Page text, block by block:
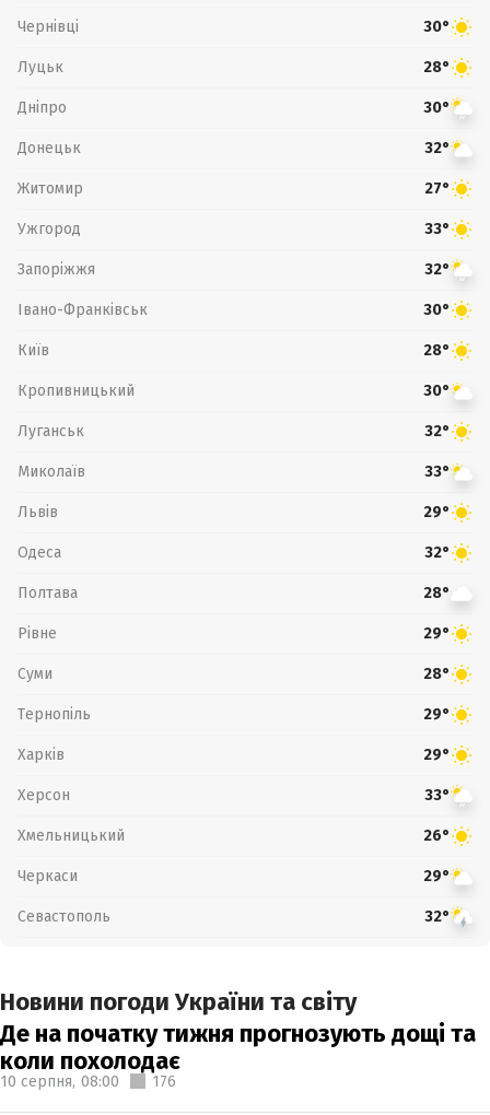
Чернівці 30°
Луцьк 28°
Дніпро 30°
Донецьк 32°
Житомир 27°
Ужгород 33°
Запоріжжя 32°
Івано-Франківськ 30°
Київ 28°
Кропивницький 30°
Луганськ 32°
Миколаїв 33°
Львів 29°
Одеса 32°
Полтава 28°
Рівне 29°
Суми 28°
Тернопіль 29°
Харків 29°
Херсон 33°
Хмельницький 26°
Черкаси 29°
Севастополь 32°
Новини погоди України та світу
Де на початку тижня прогнозують дощі та
коли похолодає
10 серпня, 08:00 176